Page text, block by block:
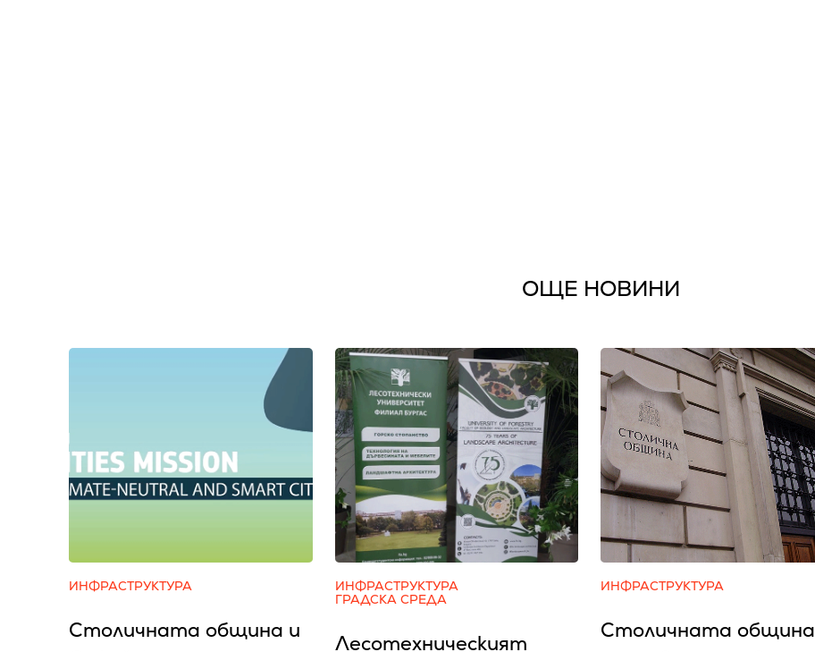
ОЩЕ НОВИНИ
ИНФРАСТРУКТУРА
Столичната община и
ИНФРАСТРУКТУРА
ГРАДСКА СРЕДА
Лесотехническият
ИНФРАСТРУКТУРА
Столичната община